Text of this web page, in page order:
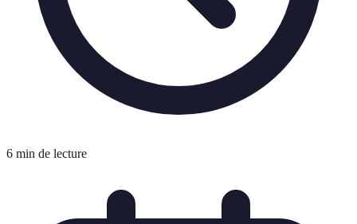
6 min de lecture